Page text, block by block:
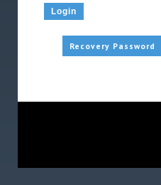
Recovery Password